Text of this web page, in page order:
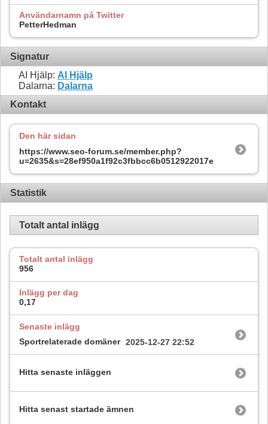
Användarnamn på Twitter
PetterHedman
Signatur
AI Hjälp: AI Hjälp
Dalarna: Dalarna
Kontakt
Den här sidan
https://www.seo-forum.se/member.php?
u=2635&s=28ef950a1f92c3fbbcc6b0512922017e
Statistik
Totalt antal inlägg
Totalt antal inlägg
956
Inlägg per dag
0,17
Senaste inlägg
Sportrelaterade domäner 2025-12-27 22:52
Hitta senaste inläggen
Hitta senast startade ämnen